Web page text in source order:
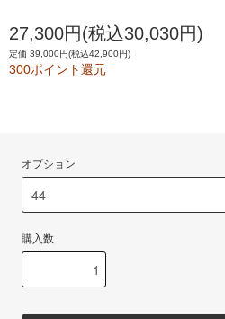
27,300円(税込30,030円)
定価 39,000円(税込42,900円)
300ポイント還元
オプション
購入数